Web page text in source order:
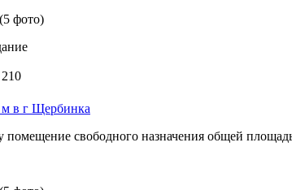
фото)
м в г Щербинка
помещение свободного назначения общей